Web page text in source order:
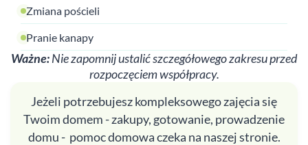
Zmiana pościeli
Pranie kanapy
Ważne:Nie zapomnij ustalić szczegółowego zakresu przed
rozpoczęciem współpracy.
Jeżeli potrzebujesz kompleksowego zajęcia się
Twoim domem - zakupy, gotowanie, prowadzenie
domu - pomoc domowa czeka na naszej stronie.